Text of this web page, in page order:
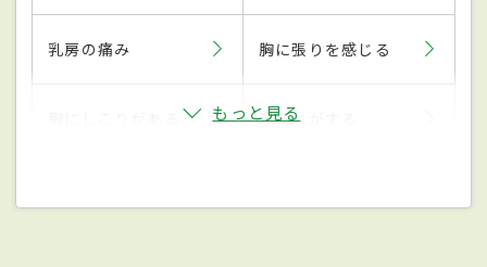
乳房の痛み 胸に張りを感じる
息切れがする
もっと見る